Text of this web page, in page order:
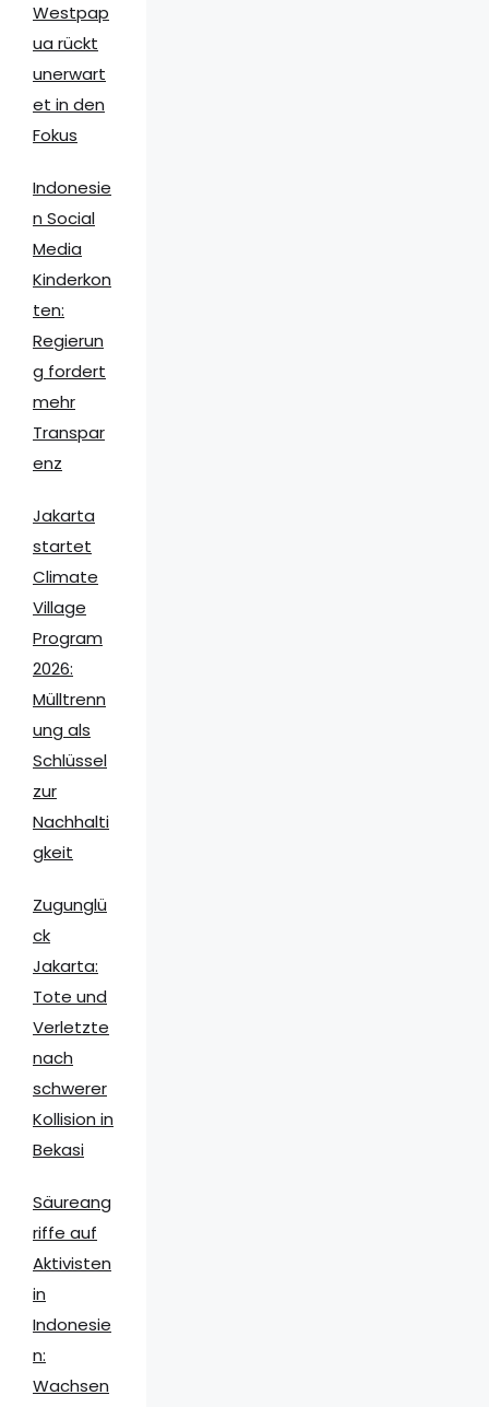
Westpap
ua rückt
unerwart
et in den
Fokus
Indonesie
n Social
Media
Kinderkon
ten:
Regierun
g fordert
mehr
Transpar
enz
Jakarta
startet
Climate
Village
Program
2026:
Mülltrenn
ung als
Schlüssel
zur
Nachhalti
gkeit
Zugunglü
ck
Jakarta:
Tote und
Verletzte
nach
schwerer
Kollision in
Bekasi
Säureang
riffe auf
Aktivisten
in
Indonesie
n:
Wachsen